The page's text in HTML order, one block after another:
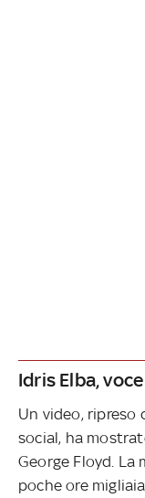
Idris Elba,
Un video,
social, ha
George Floyd.
poche ore